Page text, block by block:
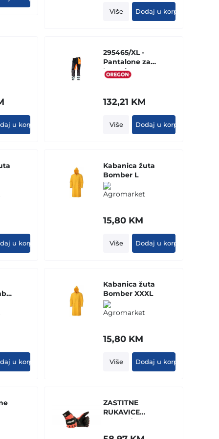
Više Dodaj u korpu
u korpu
295465/XL -
Pantalone za
kosenje
132,21 KM
Više Dodaj u korpu
u korpu
Kabanica žuta
Bomber L
15,80 KM
Više Dodaj u korpu
u korpu
Kabanica žuta
Bomber XXXL
15,80 KM
Više Dodaj u korpu
ZASTITNE
RUKAVICE
ECHO - (CLASS